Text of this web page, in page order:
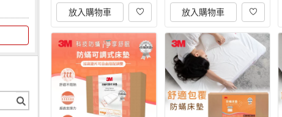
放入購物車 放入購物車